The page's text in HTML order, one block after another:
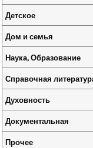
Детское
Дом и семья
Наука, Образование
Справочная
Духовность
Документальная
Прочее